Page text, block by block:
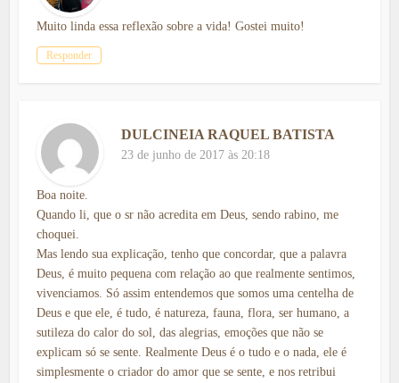
Muito linda essa reflexão sobre a vida! Gostei muito!
Responder
DULCINEIA RAQUEL BATISTA
23 de junho de 2017 às 20:18
Boa noite.
Quando li, que o sr não acredita em Deus, sendo rabino, me
choquei.
Mas lendo sua explicação, tenho que concordar, que a palavra
Deus, é muito pequena com relação ao que realmente sentimos,
vivenciamos. Só assim entendemos que somos uma centelha de
Deus e que ele, é tudo, é natureza, fauna, flora, ser humano, a
sutileza do calor do sol, das alegrias, emoções que não se
explicam só se sente. Realmente Deus é o tudo e o nada, ele é
simplesmente o criador do amor que se sente, e nos retribui